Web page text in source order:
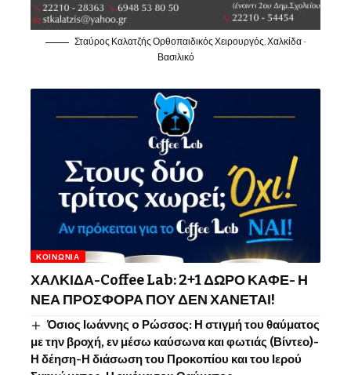
Σταύρος Καλατζής Ορθοπαιδικός Χειρουργός, Χαλκίδα -
Βασιλικό
ΚΟΙΝΩΝΊΑ
ΧΑΛΚΙΔΑ-Coffee Lab: 2+1 ΔΩΡΟ ΚΑΦΕ- Η
ΝΕΑ ΠΡΟΣΦΟΡΑ ΠΟΥ ΔΕΝ ΧΑΝΕΤΑΙ!
Όσιος Ιωάννης o Ρώσσος: Η στιγμή του θαύματος
με την βροχή, εν μέσω καύσωνα και φωτιάς (Βίντεο)-
Η δέηση-Η διάσωση του Προκοπίου και του Ιερού